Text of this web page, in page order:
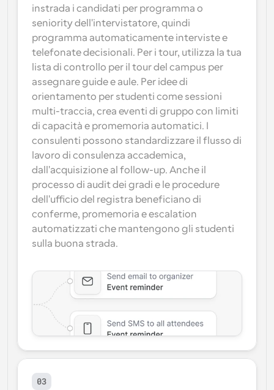
instrada i candidati per programma o
seniority dell'intervistatore, quindi
programma automaticamente interviste e
telefonate decisionali. Per i tour, utilizza la tua
lista di controllo per il tour del campus per
assegnare guide e aule. Per idee di
orientamento per studenti come sessioni
multi-traccia, crea eventi di gruppo con limiti
di capacità e promemoria automatici. I
consulenti possono standardizzare il flusso di
lavoro di consulenza accademica,
dall'acquisizione al follow-up. Anche il
processo di audit dei gradi e le procedure
dell'ufficio del registra beneficiano di
conferme, promemoria e escalation
automatizzati che mantengono gli studenti
sulla buona strada.
03